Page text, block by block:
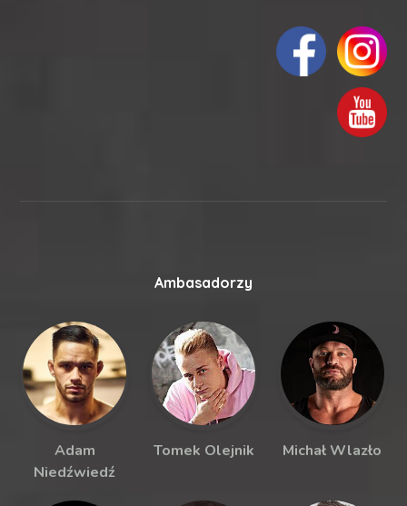
Ambasadorzy
Adam
Niedźwiedź
Tomek Olejnik Michał Wlazło